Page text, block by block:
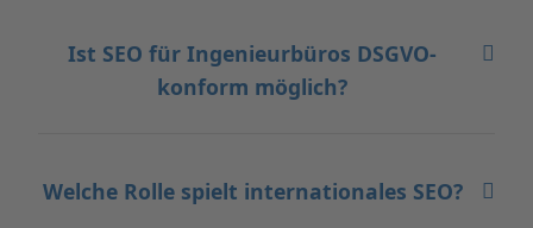
Ist SEO für Ingenieurbüros DSGVO-
konform möglich?
Welche Rolle spielt internationales SEO?